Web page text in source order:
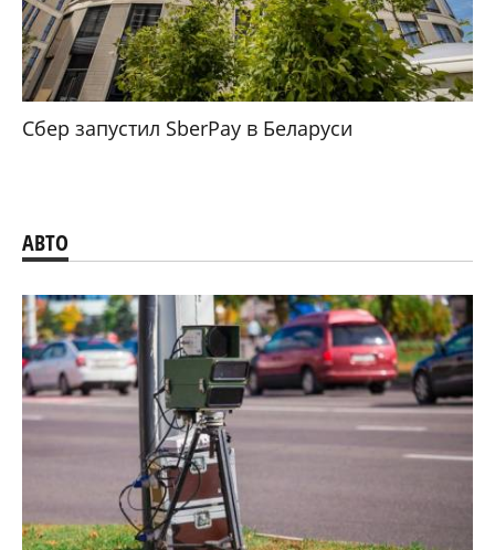
Сбер запустил SberPay в Беларуси
АВТО